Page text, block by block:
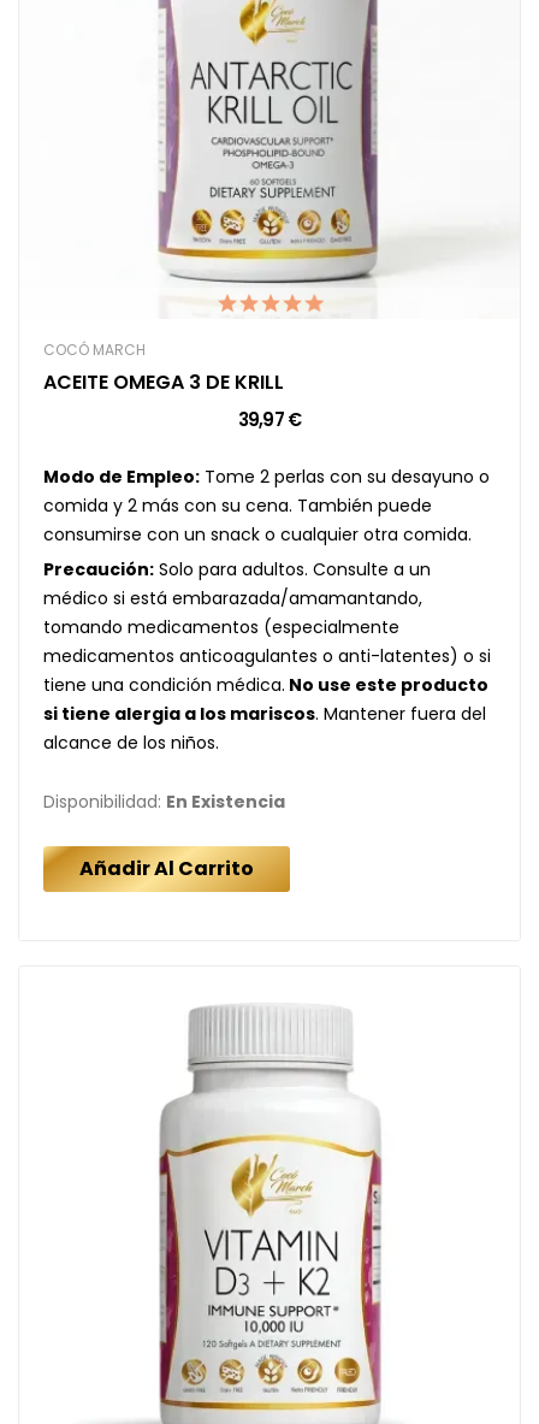
COCÓ MARCH
ACEITE OMEGA 3 DE KRILL
39,97 €
Modo de Empleo: Tome 2 perlas con su desayuno o
comida y 2 más con su cena. También puede
consumirse con un snack o cualquier otra comida.
Precaución: Solo para adultos. Consulte a un
médico si está embarazada/amamantando,
tomando medicamentos (especialmente
medicamentos anticoagulantes o anti-latentes) o si
tiene una condición médica. No use este producto
si tiene alergia a los mariscos. Mantener fuera del
alcance de los niños.
Disponibilidad: En Existencia
Añadir Al Carrito